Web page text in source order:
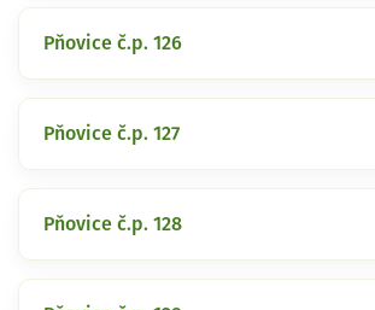
Pňovice č.p. 126
Pňovice č.p. 127
Pňovice č.p. 128